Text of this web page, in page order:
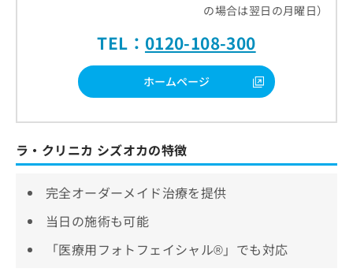
の場合は翌日の月曜日）
TEL： 0120-108-300
ホームページ
ラ・クリニカ シズオカの特徴
完全オーダーメイド治療を提供
当日の施術も可能
「医療用フォトフェイシャル®」でも対応